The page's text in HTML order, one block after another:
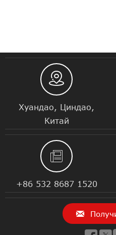

Хуандао, Циндао,
Китай

+86 532 8687 1520
